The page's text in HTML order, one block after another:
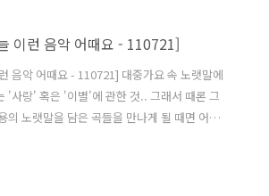
이런 음악 어때요 - 110721]
음악 어때요 - 110721] 대중가요 속 노랫말에
'사랑' 혹은 '이별'에 관한 것.. 그래서 때론 그
의 노랫말을 담은 곡들을 만나게 될 때면 어색
러나, 또 때론.. 사랑과 이별에 대해서가 아니